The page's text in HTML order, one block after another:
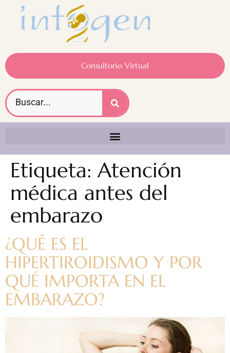
Consultorio Virtual
Etiqueta:Atención
médica antes del
embarazo
¿QUÉ ES EL
HIPERTIROIDISMO Y POR
QUÉ IMPORTA EN EL
EMBARAZO?